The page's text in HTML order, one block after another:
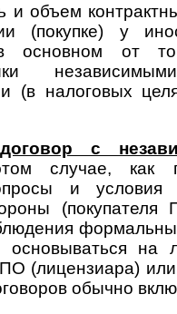
и объем
(покупке) у
в основном от
(в налоговых
с
случае, как
и условия
на
(лицензиара)
обычно